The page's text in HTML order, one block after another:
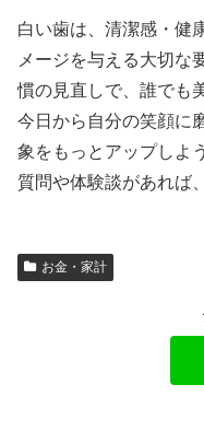
白い歯は、清潔感・健
メージを与える大切な
慣の見直しで、誰でも
今日から自分の笑顔に
象をもっとアップしよ
質問や体験談があれば
お金・家計